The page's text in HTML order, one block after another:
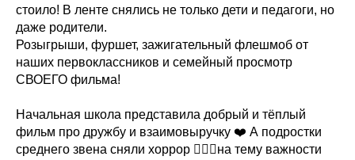
стоило! В ленте снялись не только дети и педагоги, но
даже родители.
Розыгрыши, фуршет, зажигательный флешмоб от
наших первоклассников и семейный просмотр
СВОЕГО фильма!
Начальная школа представила добрый и тёплый
фильм про дружбу и взаимовыручку ❤️ А подростки
среднего звена сняли хоррор 🧛🏻‍♂️на тему важности